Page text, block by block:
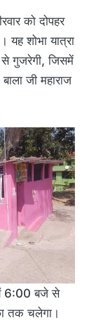
को दोपहर
यह शोभा यात्रा
से गुजरेगी, जिसमें
जी महाराज
6:00 बजे से
तक चलेगा।